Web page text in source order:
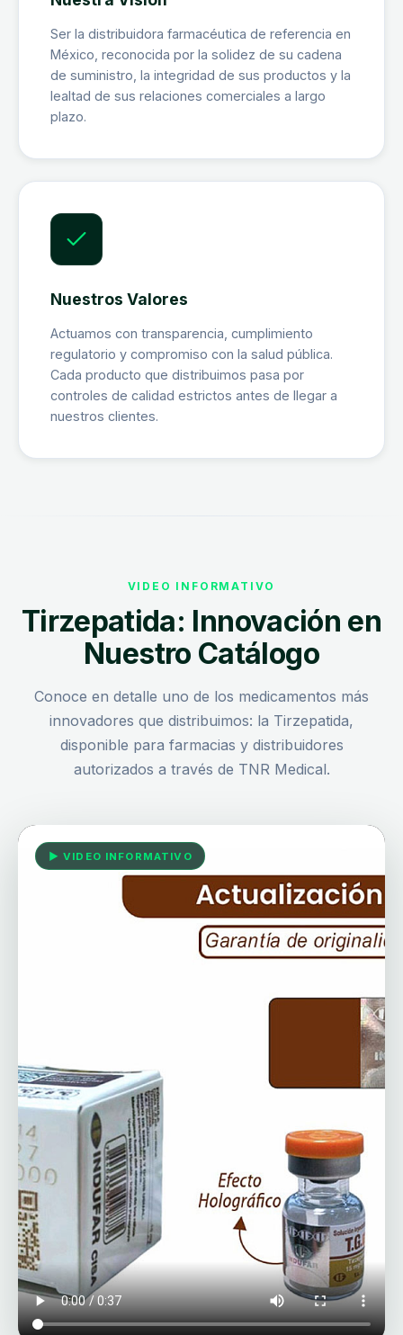
Ser la distribuidora farmacéutica de referencia en
México, reconocida por la solidez de su cadena
de suministro, la integridad de sus productos y la
lealtad de sus relaciones comerciales a largo
plazo.
Nuestros Valores
Actuamos con transparencia, cumplimiento
regulatorio y compromiso con la salud pública.
Cada producto que distribuimos pasa por
controles de calidad estrictos antes de llegar a
nuestros clientes.
VIDEO INFORMATIVO
Tirzepatida: Innovación en
Nuestro Catálogo
Conoce en detalle uno de los medicamentos más
innovadores que distribuimos: la Tirzepatida,
disponible para farmacias y distribuidores
autorizados a través de TNR Medical.
▶ VIDEO INFORMATIVO